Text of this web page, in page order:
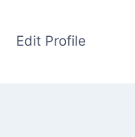
Edit Profile